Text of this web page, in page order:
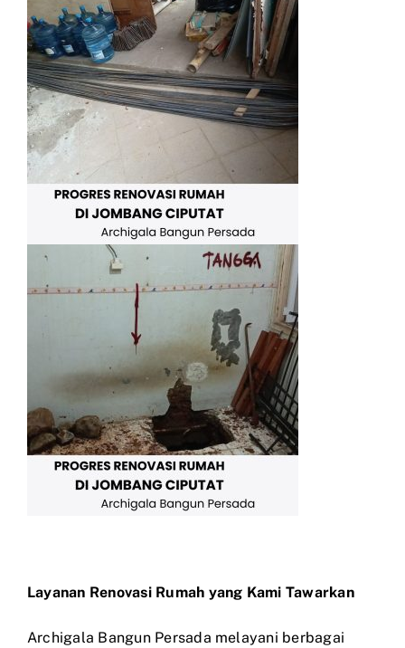
Layanan Renovasi Rumah yang Kami Tawarkan
Archigala Bangun Persada melayani berbagai